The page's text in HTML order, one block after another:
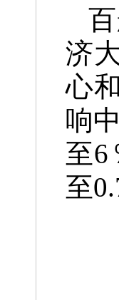
济
心
响
至6
至